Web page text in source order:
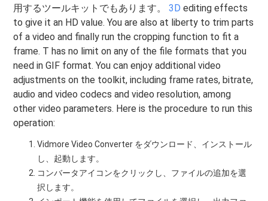
用するツールキットでもあります。3D editing effects
to give it an HD value. You are also at liberty to trim parts
of a video and finally run the cropping function to fit a
frame. T has no limit on any of the file formats that you
need in GIF format. You can enjoy additional video
adjustments on the toolkit, including frame rates, bitrate,
audio and video codecs and video resolution, among
other video parameters. Here is the procedure to run this
operation:
Vidmore Video Converter をダウンロード、インストール
し、起動します。
コンバータアイコンをクリックし、ファイルの追加を選
択します。